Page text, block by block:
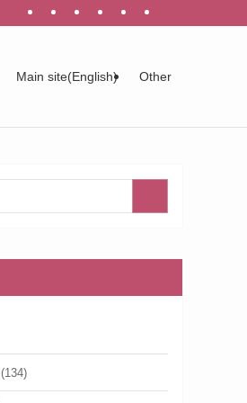
Main site(English) Other
(134)